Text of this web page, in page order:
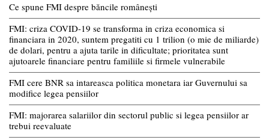
Ce spune FMI despre băncile românești
FMI: criza COVID-19 se transforma in criza economica si
financiara in 2020, suntem pregatiti cu 1 trilion (o mie de miliarde)
de dolari, pentru a ajuta tarile in dificultate; prioritatea sunt
ajutoarele financiare pentru familiile si firmele vulnerabile
FMI cere BNR sa intareasca politica monetara iar Guvernului sa
modifice legea pensiilor
FMI: majorarea salariilor din sectorul public si legea pensiilor ar
trebui reevaluate